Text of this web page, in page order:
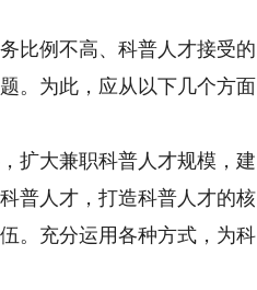
比例不高、科普人才接受的
。为此，应从以下几个方面
扩大兼职科普人才规模，建
普人才，打造科普人才的核
。充分运用各种方式，为科